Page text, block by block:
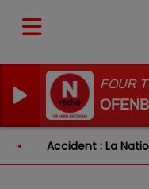
FOUR
Accident : La